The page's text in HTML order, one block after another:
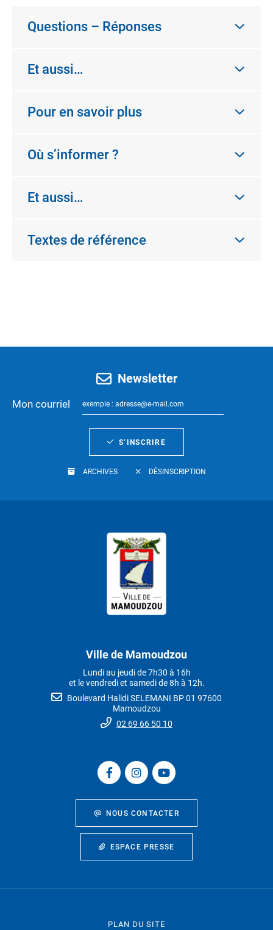
Questions – Réponses
Et aussi…
Pour en savoir plus
Où s’informer ?
Et aussi…
Textes de référence
Newsletter
Mon courriel
S’INSCRIRE
ARCHIVES DÉSINSCRIPTION
Ville de Mamoudzou
Lundi au jeudi de 7h30 à 16h
et le vendredi et samedi de 8h à 12h.
Boulevard Halidi SELEMANI BP 01 97600
Mamoudzou
02 69 66 50 10
NOUS CONTACTER
ESPACE PRESSE
PLAN DU SITE